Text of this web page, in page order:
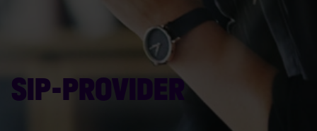
SIP-PROVIDER